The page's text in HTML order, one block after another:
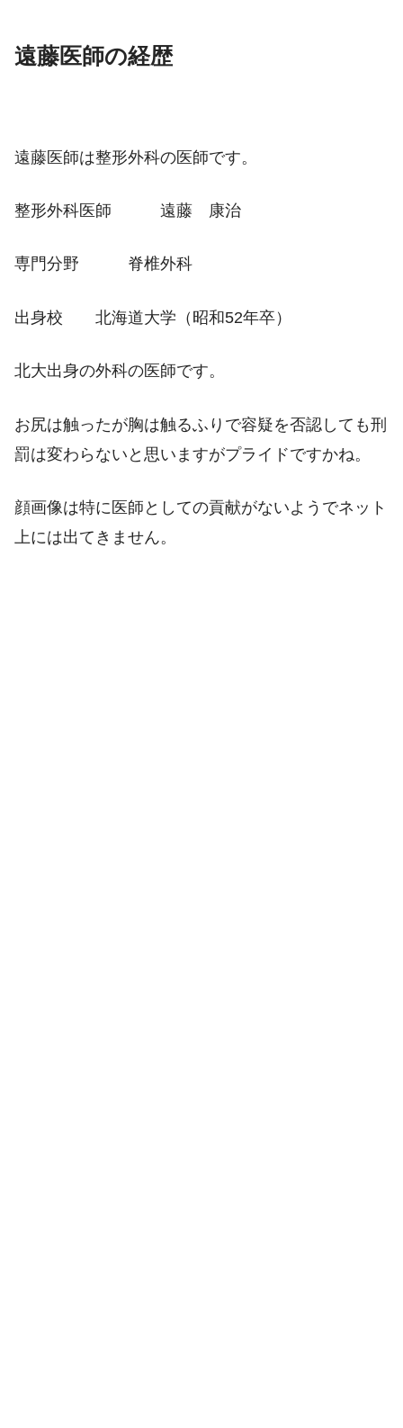
遠藤医師の経歴
遠藤医師は整形外科の医師です。
整形外科医師 遠藤 康治
専門分野 脊椎外科
出身校 北海道大学（昭和52年卒）
北大出身の外科の医師です。
お尻は触ったが胸は触るふりで容疑を否認しても刑
罰は変わらないと思いますがプライドですかね。
顔画像は特に医師としての貢献がないようでネット
上には出てきません。